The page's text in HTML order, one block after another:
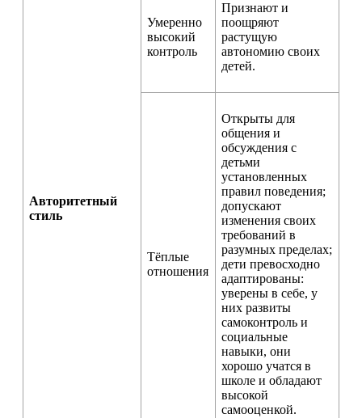
Авторитетный
стиль
Умеренно
высокий
контроль
Признают и
поощряют
растущую
автономию своих
детей.
Тёплые
отношения
Открыты для
общения и
обсуждения с
детьми
установленных
правил поведения;
допускают
изменения своих
требований в
разумных пределах;
дети превосходно
адаптированы:
уверены в себе, у
них развиты
самоконтроль и
социальные
навыки, они
хорошо учатся в
школе и обладают
высокой
самооценкой.